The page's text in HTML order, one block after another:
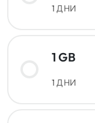
1 ДНИ
1 GB
1 ДНИ